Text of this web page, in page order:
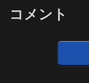
コメント